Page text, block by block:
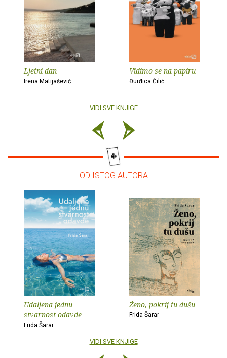
Ljetni dan
Irena Matijašević
Vidimo se na papiru
Đurđica Čilić
VIDI SVE KNJIGE
– OD ISTOG AUTORA –
Udaljena jednu
stvarnost odavde
Frida Šarar
Ženo, pokrij tu dušu
Frida Šarar
VIDI SVE KNJIGE